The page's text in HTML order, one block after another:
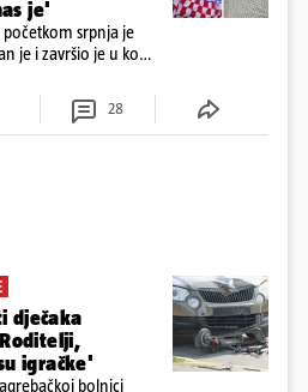
je'
početkom srpnja je
je i završio je u komi.
oporavak: 'Imamo
28
dječaka
igračke'
bolnici